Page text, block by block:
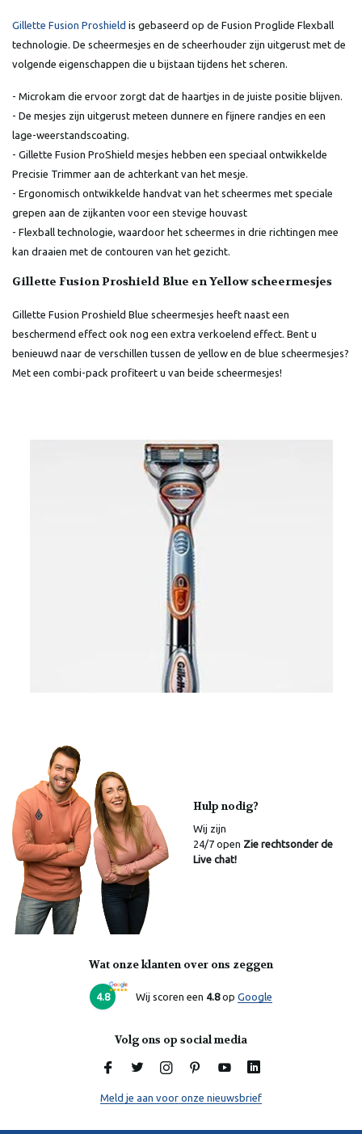
Gillette Fusion Proshield is gebaseerd op de Fusion Proglide Flexball
technologie. De scheermesjes en de scheerhouder zijn uitgerust met de
volgende eigenschappen die u bijstaan tijdens het scheren.
- Microkam die ervoor zorgt dat de haartjes in de juiste positie blijven.
- De mesjes zijn uitgerust meteen dunnere en fijnere randjes en een
lage-weerstandscoating.
- Gillette Fusion ProShield mesjes hebben een speciaal ontwikkelde
Precisie Trimmer aan de achterkant van het mesje.
- Ergonomisch ontwikkelde handvat van het scheermes met speciale
grepen aan de zijkanten voor een stevige houvast
- Flexball technologie, waardoor het scheermes in drie richtingen mee
kan draaien met de contouren van het gezicht.
Gillette Fusion Proshield Blue en Yellow scheermesjes
Gillette Fusion Proshield Blue scheermesjes heeft naast een
beschermend effect ook nog een extra verkoelend effect. Bent u
benieuwd naar de verschillen tussen de yellow en de blue scheermesjes?
Met een combi-pack profiteert u van beide scheermesjes!
Hulp nodig?
Wij zijn
24/7 open Zie rechtsonder de
Live chat!
Wat onze klanten over ons zeggen
4.8 Wij scoren een 4.8op Google
Volg ons op social media
Meld je aan voor onze nieuwsbrief
Online